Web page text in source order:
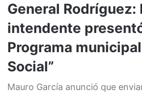
General Rodríguez:
intendente
Programa
Social”
Mauro García anunció que